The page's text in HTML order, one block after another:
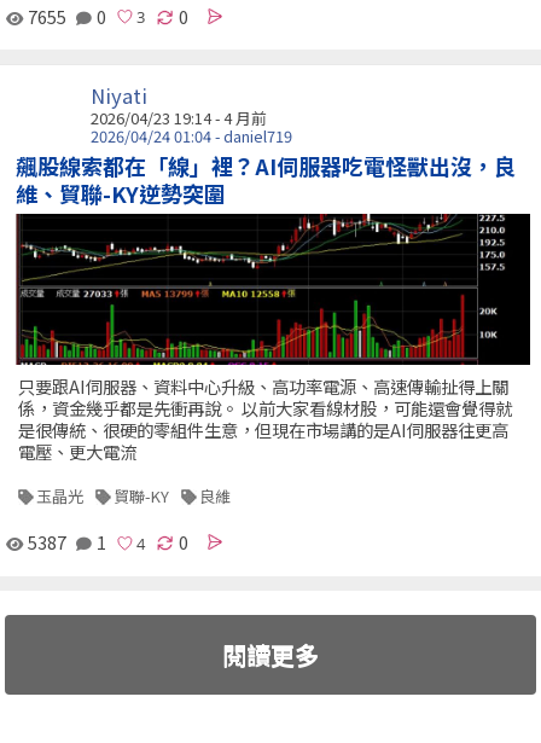
7655 0 0
Niyati
2026/04/23 19:14 - 4 月前
2026/04/24 01:04 - daniel719
飆股線索都在「線」裡？AI伺服器吃電怪獸出沒，良
維、貿聯-KY逆勢突圍
只要跟AI伺服器、資料中心升級、高功率電源、高速傳輸扯得上關
係，資金幾乎都是先衝再說。 以前大家看線材股，可能還會覺得就
是很傳統、很硬的零組件生意，但現在市場講的是AI伺服器往更高
電壓、更大電流
玉晶光 貿聯-KY 良維
5387 1 0
閱讀更多